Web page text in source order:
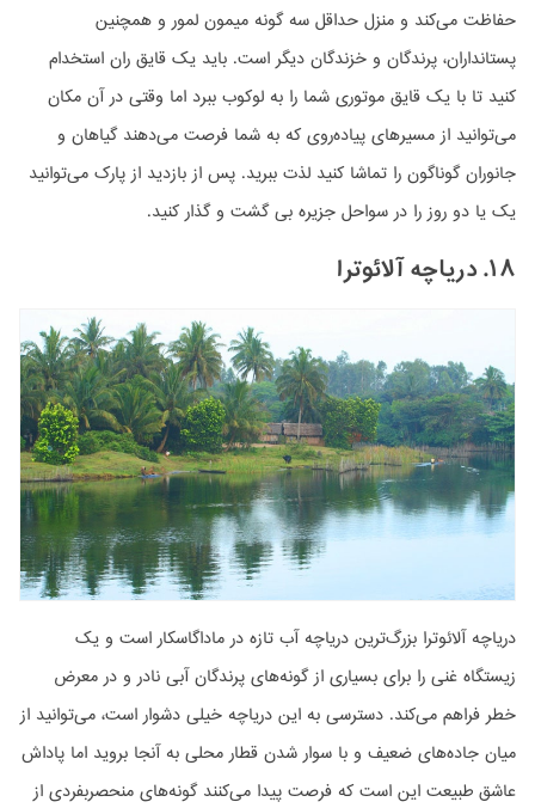
حفاظت می‌کند و منزل حداقل سه گونه میمون لمور و همچنین
پستانداران، پرندگان و خزندگان دیگر است. باید یک قایق ران استخدام
کنید تا با یک قایق موتوری شما را به لوکوب ببرد اما وقتی در آن مکان
می‌توانید از مسیرهای پیاده‌روی که به شما فرصت می‌دهند گیاهان و
جانوران گوناگون را تماشا کنید لذت ببرید. پس از بازدید از پارک می‌توانید
یک یا دو روز را در سواحل جزیره بی‌ گشت و گذار کنید.
۱۸. دریاچه آلائوترا
دریاچه آلائوترا بزرگ‌ترین دریاچه آب تازه در ماداگاسکار است و یک
زیستگاه غنی را برای بسیاری از گونه‌های پرندگان آبی نادر و در معرض
خطر فراهم می‌کند. دسترسی به این دریاچه خیلی دشوار است، می‌توانید از
میان جاده‌های ضعیف و با سوار شدن قطار محلی به آنجا بروید اما پاداش
عاشق طبیعت این است که فرصت پیدا می‌کنند گونه‌های منحصربفردی از